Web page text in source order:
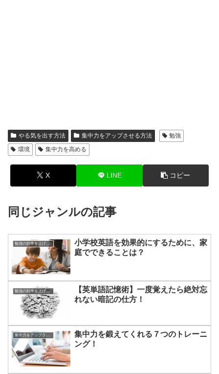
やる気を出す方法 集中力をアップさせる方法
勉強
環境
集中力を高める
X LINE コピー
同じジャンルの記事
勉強の効率を上げる方法
小学校英語を効果的にするために、家
庭でできることは？
勉強の効率を上げる方法
【英単語記憶術】一度覚えたら絶対忘
れない暗記の仕方！
集中力をアップさせる方法
集中力を鍛えてくれる７つのトレーニ
ング！